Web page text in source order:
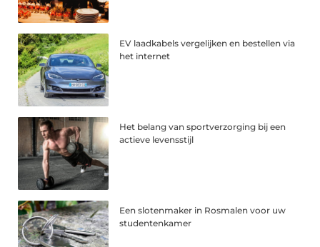
EV laadkabels vergelijken en bestellen via
het internet
Het belang van sportverzorging bij een
actieve levensstijl
Een slotenmaker in Rosmalen voor uw
studentenkamer